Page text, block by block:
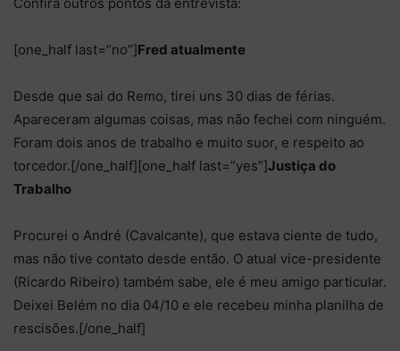
[one_half last=”no”]Fred atualmente
Desde que sai do Remo, tirei uns 30 dias de férias.
Apareceram algumas coisas, mas não fechei com ninguém.
Foram dois anos de trabalho e muito suor, e respeito ao
torcedor.[/one_half][one_half last=”yes”]Justiça do
Trabalho
Procurei o André (Cavalcante), que estava ciente de tudo,
mas não tive contato desde então. O atual vice-presidente
(Ricardo Ribeiro) também sabe, ele é meu amigo particular.
Deixei Belém no dia 04/10 e ele recebeu minha planilha de
rescisões.[/one_half]